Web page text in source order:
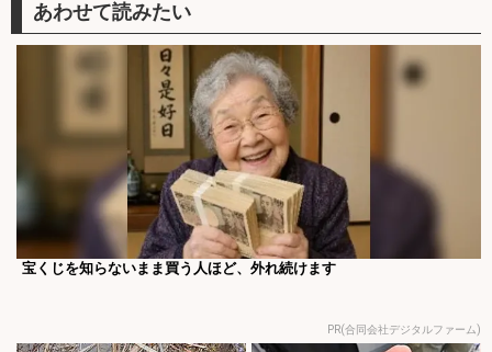
宝くじを知らないまま買う人ほど、外れ続けます
PR(合同会社デジタルファーム)